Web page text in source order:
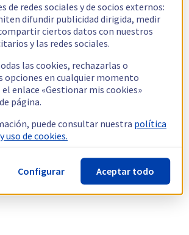
de redes sociales y de socios externos:
difundir publicidad dirigida, medir
ciertos datos con nuestros
y las redes sociales.
las cookies, rechazarlas o
opciones en cualquier momento
enlace «Gestionar mis cookies»
página.
puede consultar nuestra política
uso de cookies.
Configurar Aceptar todo